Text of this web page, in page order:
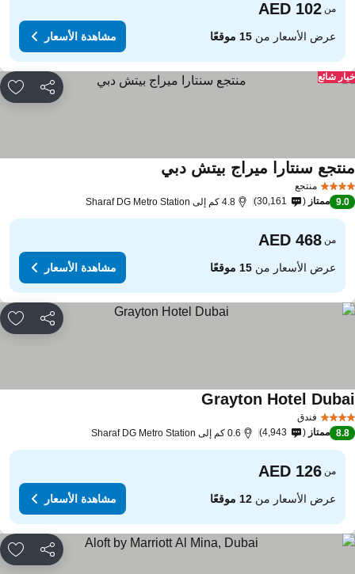
من
عرض الأسعار من15 موقعًا مشاهدة الأسعار
مشاركة
شائع
منتجع
سنتارا ميراج بيتش دبي
9.0 ممتاز 30,161 4.8 كم إلى Sharaf DG Metro Station
من
عرض الأسعار من15 موقعًا مشاهدة الأسعار
مشاركة
فندق
Grayton Hotel
8.8 ممتاز 4,943 0.6 كم إلى Sharaf DG Metro Station
من
عرض الأسعار من12 موقعًا مشاهدة الأسعار
مشاركة